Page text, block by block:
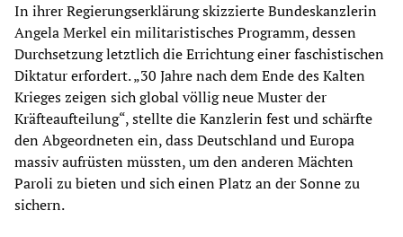
In ihrer Regierungserklärung skizzierte Bundeskanzlerin
Angela Merkel ein militaristisches Programm, dessen
Durchsetzung letztlich die Errichtung einer faschistischen
Diktatur erfordert. „30 Jahre nach dem Ende des Kalten
Krieges zeigen sich global völlig neue Muster der
Kräfteaufteilung“, stellte die Kanzlerin fest und schärfte
den Abgeordneten ein, dass Deutschland und Europa
massiv aufrüsten müssten, um den anderen Mächten
Paroli zu bieten und sich einen Platz an der Sonne zu
sichern.